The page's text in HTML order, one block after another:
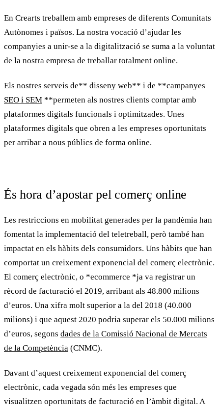
En Crearts treballem amb empreses de diferents Comunitats
Autònomes i països. La nostra vocació d’ajudar les
companyies a unir-se a la digitalització se suma a la voluntat
de la nostra empresa de treballar totalment online.
Els nostres serveis de** disseny web** i de **campanyes
SEO i SEM **permeten als nostres clients comptar amb
plataformes digitals funcionals i optimitzades. Unes
plataformes digitals que obren a les empreses oportunitats
per arribar a nous públics de forma online.
És hora d’apostar pel comerç online
Les restriccions en mobilitat generades per la pandèmia han
fomentat la implementació del teletreball, però també han
impactat en els hàbits dels consumidors. Uns hàbits que han
comportat un creixement exponencial del comerç electrònic.
El comerç electrònic, o *ecommerce *ja va registrar un
rècord de facturació el 2019, arribant als 48.800 milions
d’euros. Una xifra molt superior a la del 2018 (40.000
milions) i que aquest 2020 podria superar els 50.000 milions
d’euros, segons dades de la Comissió Nacional de Mercats
de la Competència (CNMC).
Davant d’aquest creixement exponencial del comerç
electrònic, cada vegada són més les empreses que
visualitzen oportunitats de facturació en l’àmbit digital. A